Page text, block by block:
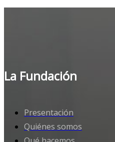
La Fundación
Presentación
Quiénes somos